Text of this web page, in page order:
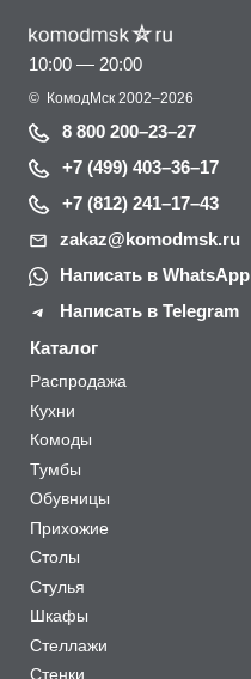
10:00 — 20:00
© КомодМск 2002–2026
8 800 200–23–27
+7 (499) 403–36–17
+7 (812) 241–17–43
zakaz@komodmsk.ru
Написать в WhatsApp
Написать в Telegram
Каталог
Распродажа
Кухни
Комоды
Тумбы
Обувницы
Прихожие
Столы
Стулья
Шкафы
Стеллажи
Стенки